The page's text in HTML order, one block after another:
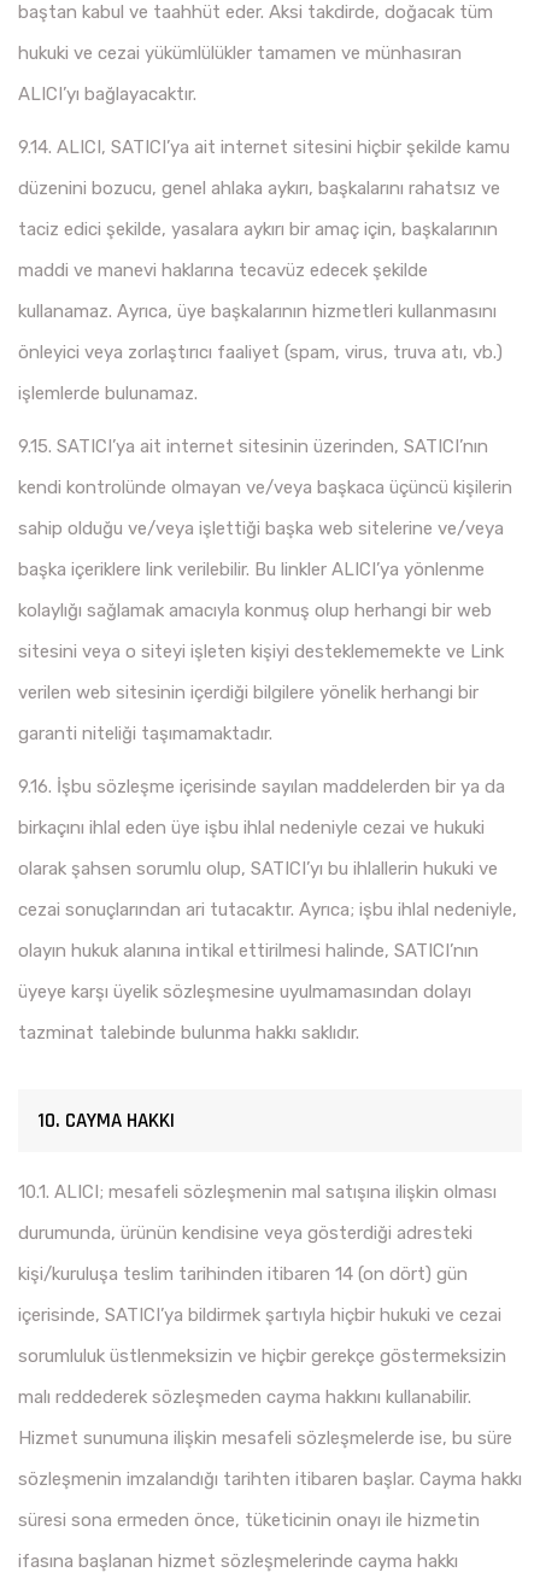
baştan kabul ve taahhüt eder. Aksi takdirde, doğacak tüm
hukuki ve cezai yükümlülükler tamamen ve münhasıran
ALICI’yı bağlayacaktır.
9.14. ALICI, SATICI’ya ait internet sitesini hiçbir şekilde kamu
düzenini bozucu, genel ahlaka aykırı, başkalarını rahatsız ve
taciz edici şekilde, yasalara aykırı bir amaç için, başkalarının
maddi ve manevi haklarına tecavüz edecek şekilde
kullanamaz. Ayrıca, üye başkalarının hizmetleri kullanmasını
önleyici veya zorlaştırıcı faaliyet (spam, virus, truva atı, vb.)
işlemlerde bulunamaz.
9.15. SATICI’ya ait internet sitesinin üzerinden, SATICI’nın
kendi kontrolünde olmayan ve/veya başkaca üçüncü kişilerin
sahip olduğu ve/veya işlettiği başka web sitelerine ve/veya
başka içeriklere link verilebilir. Bu linkler ALICI’ya yönlenme
kolaylığı sağlamak amacıyla konmuş olup herhangi bir web
sitesini veya o siteyi işleten kişiyi desteklememekte ve Link
verilen web sitesinin içerdiği bilgilere yönelik herhangi bir
garanti niteliği taşımamaktadır.
9.16. İşbu sözleşme içerisinde sayılan maddelerden bir ya da
birkaçını ihlal eden üye işbu ihlal nedeniyle cezai ve hukuki
olarak şahsen sorumlu olup, SATICI’yı bu ihlallerin hukuki ve
cezai sonuçlarından ari tutacaktır. Ayrıca; işbu ihlal nedeniyle,
olayın hukuk alanına intikal ettirilmesi halinde, SATICI’nın
üyeye karşı üyelik sözleşmesine uyulmamasından dolayı
tazminat talebinde bulunma hakkı saklıdır.
10. CAYMA HAKKI
10.1. ALICI; mesafeli sözleşmenin mal satışına ilişkin olması
durumunda, ürünün kendisine veya gösterdiği adresteki
kişi/kuruluşa teslim tarihinden itibaren 14 (on dört) gün
içerisinde, SATICI’ya bildirmek şartıyla hiçbir hukuki ve cezai
sorumluluk üstlenmeksizin ve hiçbir gerekçe göstermeksizin
malı reddederek sözleşmeden cayma hakkını kullanabilir.
Hizmet sunumuna ilişkin mesafeli sözleşmelerde ise, bu süre
sözleşmenin imzalandığı tarihten itibaren başlar. Cayma hakkı
süresi sona ermeden önce, tüketicinin onayı ile hizmetin
ifasına başlanan hizmet sözleşmelerinde cayma hakkı